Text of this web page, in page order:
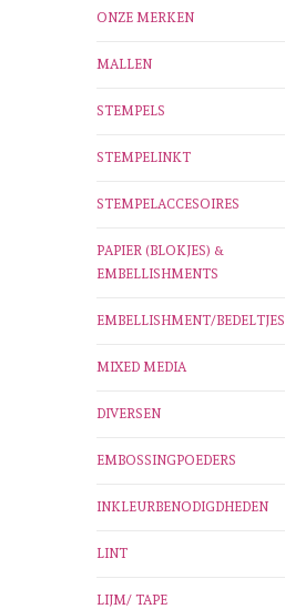
ONZE MERKEN
MALLEN
STEMPELS
STEMPELINKT
STEMPELACCESOIRES
PAPIER (BLOKJES) &
EMBELLISHMENTS
EMBELLISHMENT/BEDELTJES
MIXED MEDIA
DIVERSEN
EMBOSSINGPOEDERS
INKLEURBENODIGDHEDEN
LINT
LIJM/ TAPE